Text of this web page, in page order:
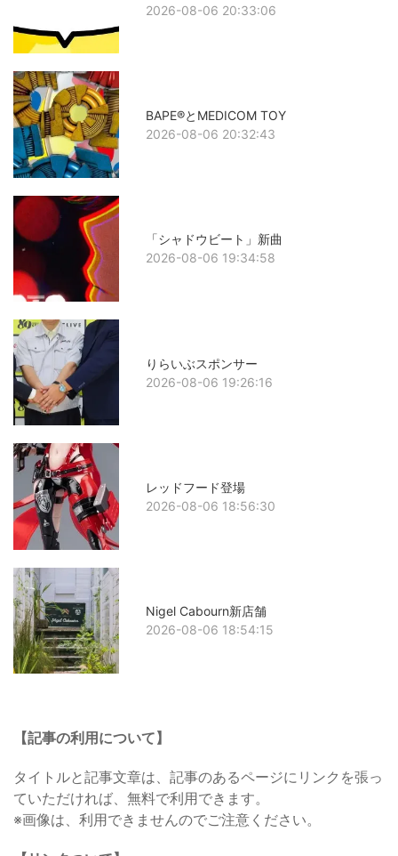
2026-08-06 20:33:06
BAPE®とMEDICOM TOY
2026-08-06 20:32:43
「シャドウビート」新曲
2026-08-06 19:34:58
りらいぶスポンサー
2026-08-06 19:26:16
レッドフード登場
2026-08-06 18:56:30
Nigel Cabourn新店舗
2026-08-06 18:54:15
【記事の利用について】
タイトルと記事文章は、記事のあるページにリンクを張っ
ていただければ、無料で利用できます。
※画像は、利用できませんのでご注意ください。